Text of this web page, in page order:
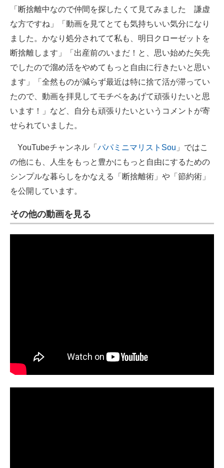
「断捨離中なので仲間を探したくて見てみました 謙虚
な方ですね」「動画を見てとても気持ちいい気分になり
ました。かなり処分されてて私も、明日クローゼットを
断捨離します」「出産前のいまだ！と、思い始めた矢先
でしたので溜め活をやめてもっと自由に行きたいと思い
ます」「全然ものが減らず最近は特に捨て活が滞ってい
たので、動画を拝見してモチベをあげて頑張りたいと思
います！」など、自分も頑張りたいというコメントが寄
せられていました。
YouTubeチャンネル「 パパミニマリストSou 」ではこ
の他にも、人生をもっと豊かにもっと自由にするための
シンプルな暮らしをかなえる「断捨離術」や「節約術」
を公開しています。
その他の動画を見る